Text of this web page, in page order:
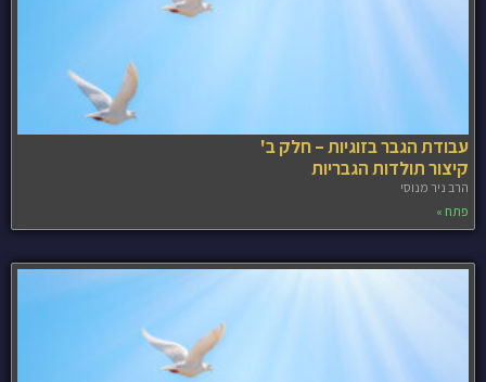
עבודת הגבר בזוגיות – חלק ב'
קיצור תולדות הגבריות
הרב ניר מנוסי
פתח »